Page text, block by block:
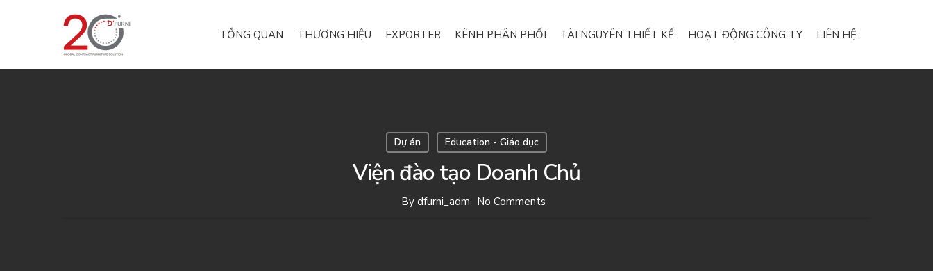
TỔNG QUAN THƯƠNG HIỆU EXPORTER KÊNH PHÂN PHỐI TÀI NGUYÊN THIẾT KẾ HOẠT ĐỘNG CÔNG TY LIÊN HỆ
Dự án Education - Giáo dục
Viện đào tạo Doanh Chủ
By dfurni_adm No Comments